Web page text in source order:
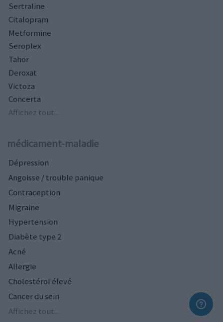
Sertraline
Citalopram
Metformine
Seroplex
Tahor
Deroxat
Victoza
Concerta
Affichez tout...
médicament-maladie
Dépression
Angoisse / trouble panique
Contraception
Migraine
Hypertension
Diabète type 2
Acné
Allergie
Cholestérol élevé
Cancer du sein
Affichez tout...